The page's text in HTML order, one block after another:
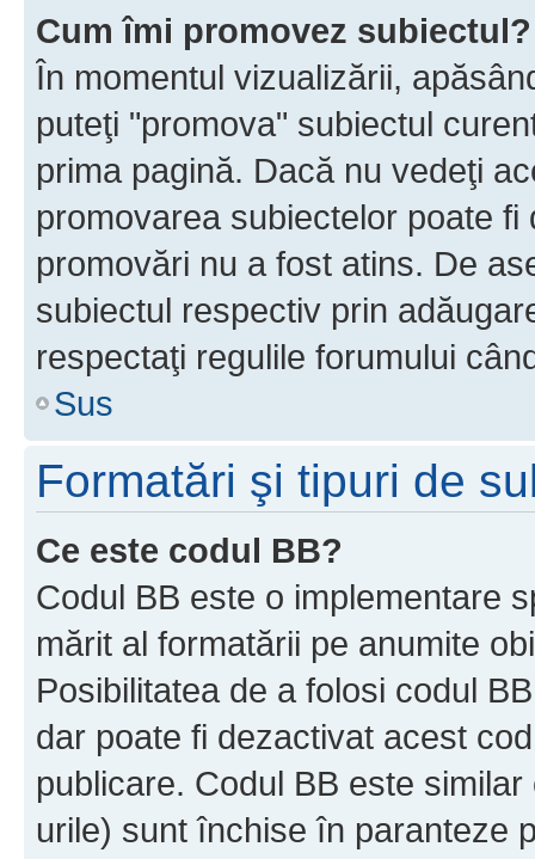
Cum îmi promovez subiectul?
În momentul vizualizării,
puteţi "promova" subiectul
prima pagină. Dacă nu vedeţi
promovarea subiectelor poate
promovări nu a fost atins. De
subiectul respectiv prin
respectaţi regulile forumului
Sus
Formatări şi tipuri de
Ce este codul BB?
Codul BB este o implementare
mărit al formatării pe anumite
Posibilitatea de a folosi codul
dar poate fi dezactivat acest
publicare. Codul BB este
urile) sunt închise în paranteze